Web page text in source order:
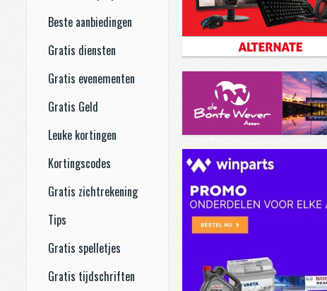
Beste aanbiedingen
Gratis diensten
Gratis evenementen
Gratis Geld
Leuke kortingen
Kortingscodes
Gratis zichtrekening
Tips
Gratis spelletjes
Gratis tijdschriften